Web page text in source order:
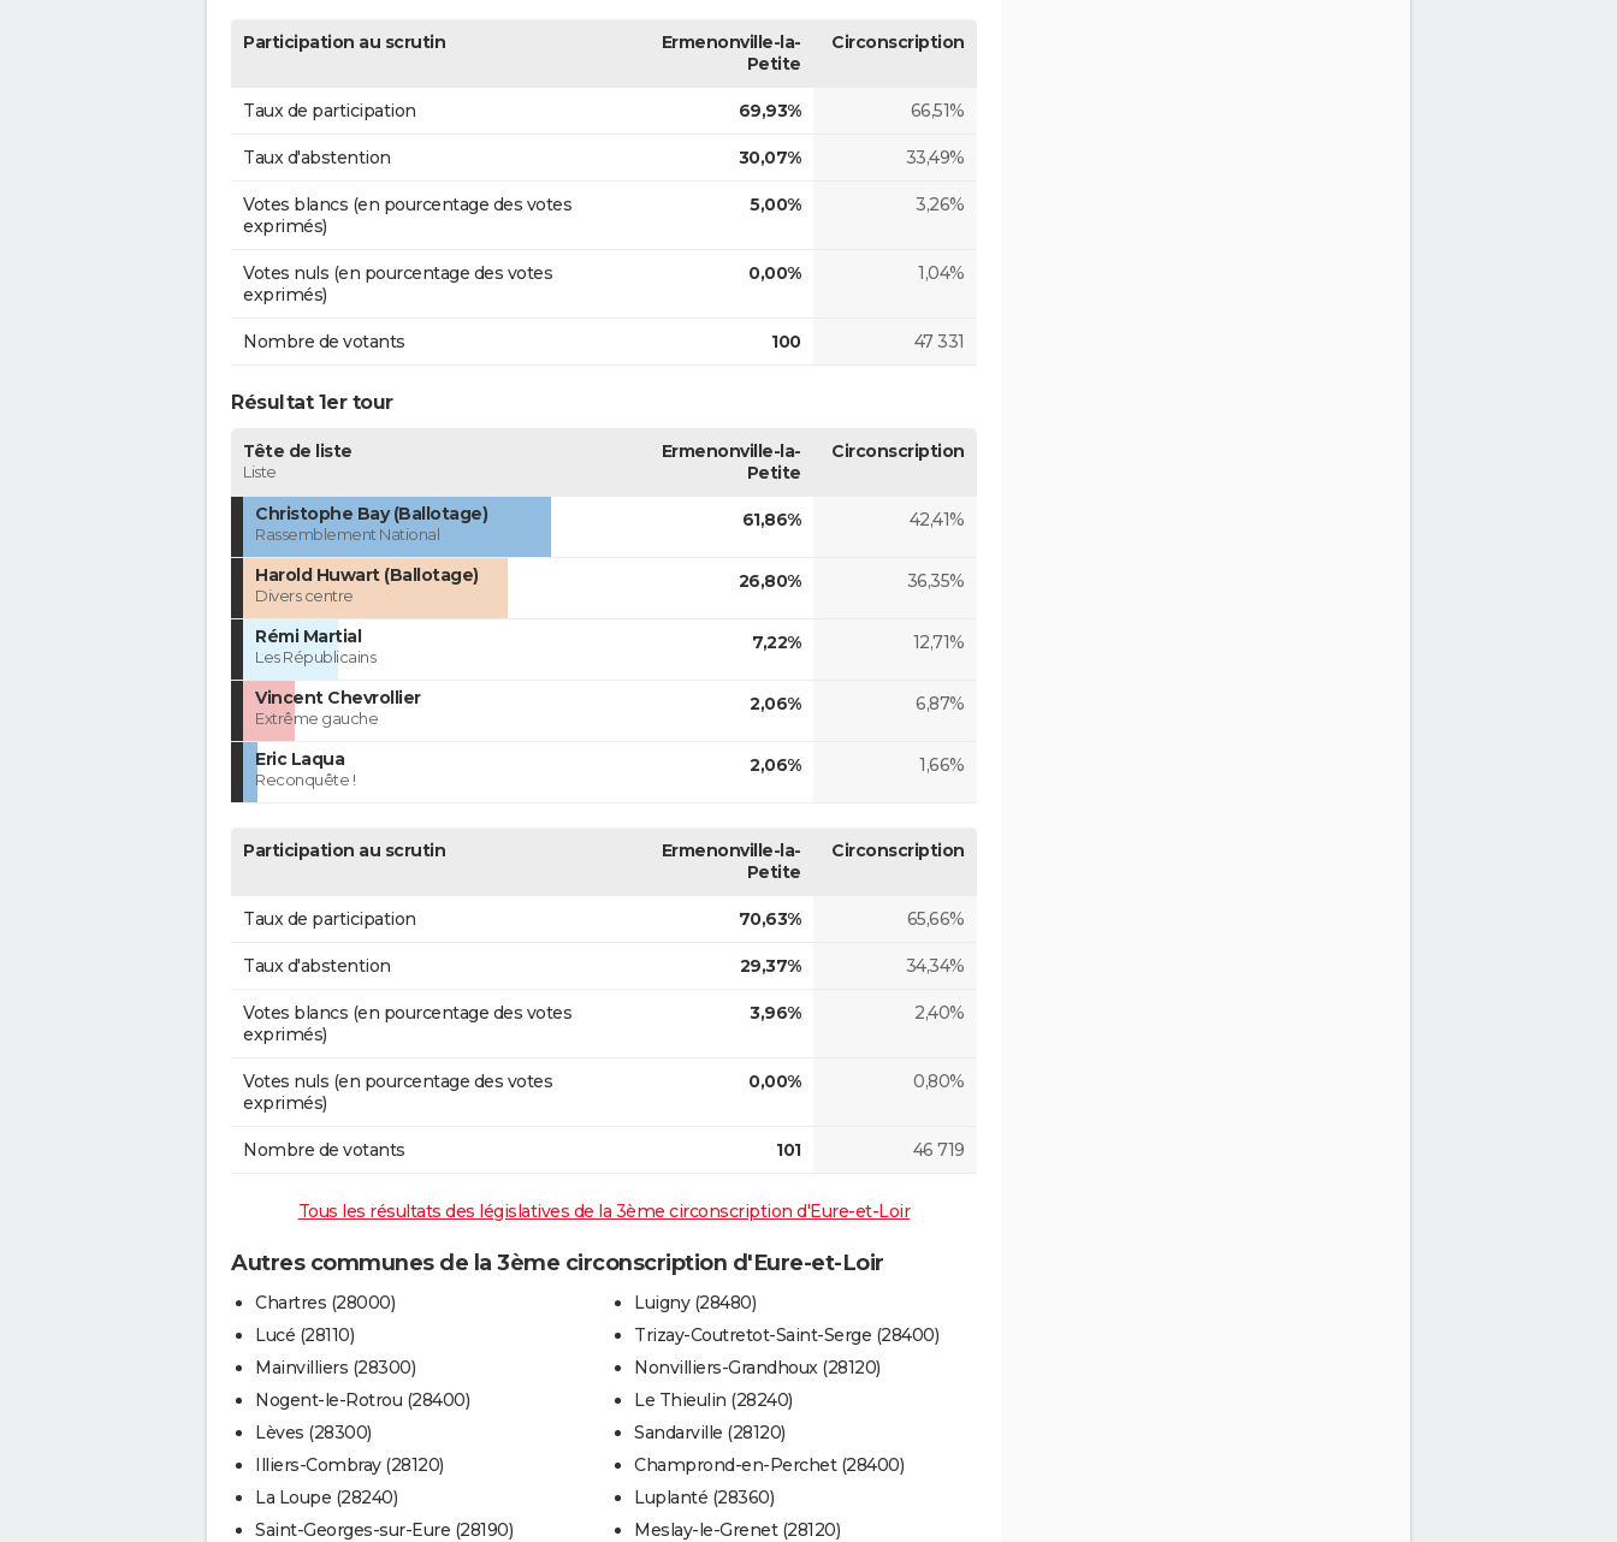
Participation au scrutin
Ermenonville-la-
Petite
Circonscription
Taux de participation 69,93% 66,51%
Taux d'abstention 30,07% 33,49%
Votes blancs (en pourcentage des votes
exprimés)
5,00% 3,26%
Votes nuls (en pourcentage des votes
exprimés)
0,00% 1,04%
Nombre de votants 100 47 331
Résultat 1er tour
Tête de liste
Liste
Ermenonville-la-
Petite
Circonscription
Christophe Bay (Ballotage)
Rassemblement National
61,86% 42,41%
Harold Huwart (Ballotage)
Divers centre
26,80% 36,35%
Rémi Martial
Les Républicains
7,22% 12,71%
Vincent Chevrollier
Extrême gauche
2,06% 6,87%
Eric Laqua
Reconquête !
2,06% 1,66%
Participation au scrutin
Ermenonville-la-
Petite
Circonscription
Taux de participation 70,63% 65,66%
Taux d'abstention 29,37% 34,34%
Votes blancs (en pourcentage des votes
exprimés)
3,96% 2,40%
Votes nuls (en pourcentage des votes
exprimés)
0,00% 0,80%
Nombre de votants 101 46 719
Tous les résultats des législatives de la 3ème circonscription d'Eure-et-Loir
Autres communes de la 3ème circonscription d'Eure-et-Loir
Chartres (28000)
Lucé (28110)
Mainvilliers (28300)
Nogent-le-Rotrou (28400)
Lèves (28300)
Illiers-Combray (28120)
La Loupe (28240)
Saint-Georges-sur-Eure (28190)
Luigny (28480)
Trizay-Coutretot-Saint-Serge (28400)
Nonvilliers-Grandhoux (28120)
Le Thieulin (28240)
Sandarville (28120)
Champrond-en-Perchet (28400)
Luplanté (28360)
Meslay-le-Grenet (28120)